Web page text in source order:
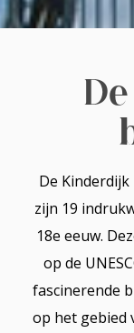
De
zijn 19
18e eeuw.
op de
fascinerende
op het gebied